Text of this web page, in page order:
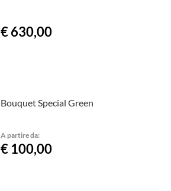
€ 630,00
Bouquet Special Green
A partire da:
€ 100,00